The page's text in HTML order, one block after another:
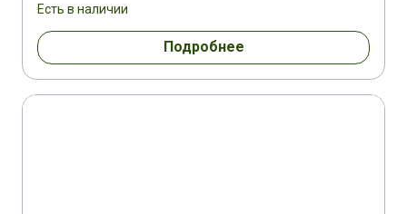
Есть в наличии
Подробнее